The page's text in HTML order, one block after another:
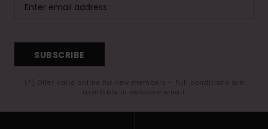
SUBSCRIBE
(*) Offer valid online for new members - Full conditions are
available in welcome email